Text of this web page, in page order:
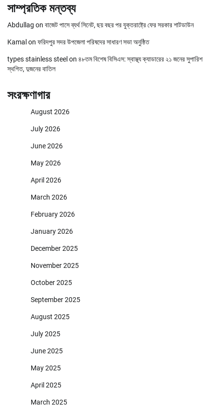
সাম্প্রতিক মন্তব্য
Abdullag on বাজেট পাসে ব্যর্থ সিনেট, ছয় বছর পর যুক্তরাষ্ট্রে ফের সরকার শাটডাউন
Kamal on ফরিদপুর সদর উপজেলা পরিষদের সাধারণ সভা অনুষ্ঠিত
types stainless steel on ৪৮তম বিশেষ বিসিএস: স্বাস্থ্য ক্যাডারের ২১ জনের সুপারিশ
স্থগিত, দুজনের বাতিল
সংরক্ষণাগার
August 2026
July 2026
June 2026
May 2026
April 2026
March 2026
February 2026
January 2026
December 2025
November 2025
October 2025
September 2025
August 2025
July 2025
June 2025
May 2025
April 2025
March 2025